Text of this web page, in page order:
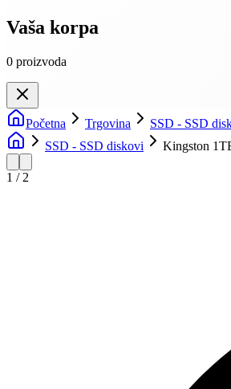
Vaša korpa
0 proizvoda
Početna Trgovina SSD - SSD
SSD - SSD diskovi
Kingston
1 / 2